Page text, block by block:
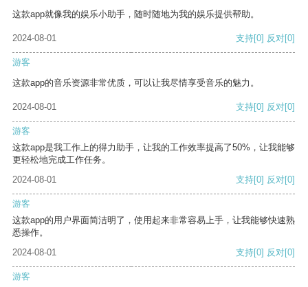
这款app就像我的娱乐小助手，随时随地为我的娱乐提供帮助。
2024-08-01 支持[0] 反对[0]
游客
这款app的音乐资源非常优质，可以让我尽情享受音乐的魅力。
2024-08-01 支持[0] 反对[0]
游客
这款app是我工作上的得力助手，让我的工作效率提高了50%，让我能够
更轻松地完成工作任务。
2024-08-01
支持[0] 反对[0]
游客
这款app的用户界面简洁明了，使用起来非常容易上手，让我能够快速熟
悉操作。
2024-08-01
支持[0] 反对[0]
游客